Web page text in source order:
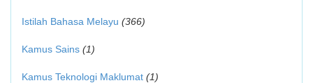
Istilah Bahasa Melayu (366)
Kamus Sains (1)
Kamus Teknologi Maklumat (1)